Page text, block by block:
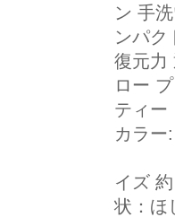
ン 手
ンパク
復元力
ロー
ティー
カラ
商品
イズ
状：ほ